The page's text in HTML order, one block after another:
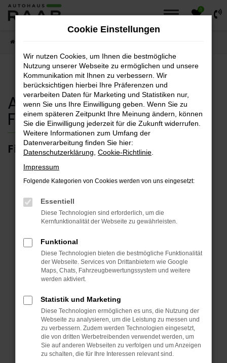
Zum
0
Autohaus Raab
Fahrzeugsuche
Finden sie ihr Traumfahrzeug.
Fehler: Network Error
Beim Laden ist ein Fehler aufgetreten.
Überprüfe deine Firewall und deine
Internetverbindung.
Laden andere Webseiten, zum Beispiel deine
Prüfe deine Browsererweiterungen.
Manche Erweiterungen, wie Werbeblocker,
können das Laden bestimmter Seiten
verhindern. Funktioniert die Seite in einem
anderen Browser oder in einem privaten
Fenster?
Cookie Einstellungen
Wir nutzen Cookies, um Ihnen die bestmögliche
Nutzung unserer Webseite zu ermöglichen und unsere
Kommunikation mit Ihnen zu verbessern. Wir
berücksichtigen hierbei Ihre Präferenzen und
verarbeiten Daten für Marketing und Statistiken nur,
wenn Sie uns Ihre Einwilligung geben. Wenn Sie zu
einem späteren Zeitpunkt Ihre Meinung ändern, können
Sie die Einwilligung jederzeit für die Zukunft widerrufen.
Weitere Informationen zum Umfang der
Datenverarbeitung finden Sie hier:
Datenschutzerklärung Cookie-Richtlinie
Impressum
Folgende Kategorien von Cookies werden von uns eingesetzt:
Essentiell
Diese Technologien sind erforderlich, um die
Kernfunktionalität der Webseite zu gewährleisten.
Funktional
Diese Technologien bieten die bestmögliche Funktionalität
der Webseite. Services von Drittanbietern wie Google
Maps, Chats, Fahrzeugbewertungssystem und weitere
werden aktiviert.
Statistik und Marketing
Diese Technologien ermöglichen es uns, die Nutzung der
Webseite zu analysieren, um die Leistung zu messen und
zu verbessern. Zudem werden Technologien eingesetzt,
die von dritten Werbetreibenden verwendet werden, um
Sie auf anderen Webseiten zu verfolgen und um Anzeigen
zu schalten, die für Ihre Interessen relevant sind.